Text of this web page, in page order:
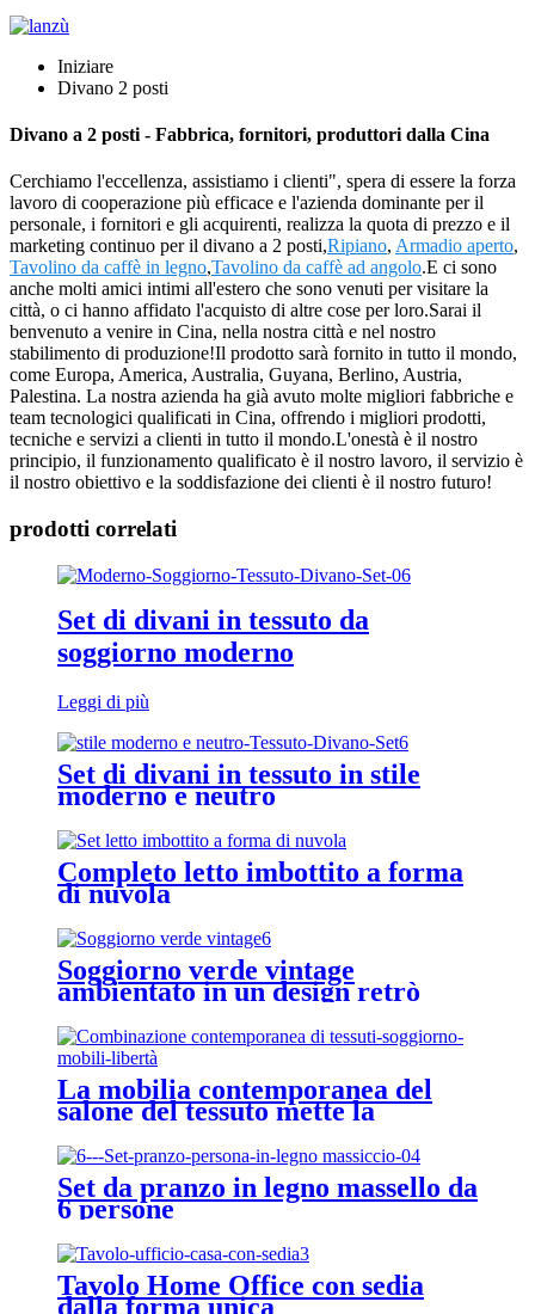
Iniziare
Divano 2 posti
Divano a 2 posti - Fabbrica, fornitori, produttori dalla Cina
Cerchiamo l'eccellenza, assistiamo i clienti", spera di essere la forza
lavoro di cooperazione più efficace e l'azienda dominante per il
personale, i fornitori e gli acquirenti, realizza la quota di prezzo e il
marketing continuo per il divano a 2 posti,Ripiano, Armadio aperto,
Tavolino da caffè in legno,Tavolino da caffè ad angolo.E ci sono
anche molti amici intimi all'estero che sono venuti per visitare la
città, o ci hanno affidato l'acquisto di altre cose per loro.Sarai il
benvenuto a venire in Cina, nella nostra città e nel nostro
stabilimento di produzione!Il prodotto sarà fornito in tutto il mondo,
come Europa, America, Australia, Guyana, Berlino, Austria,
Palestina. La nostra azienda ha già avuto molte migliori fabbriche e
team tecnologici qualificati in Cina, offrendo i migliori prodotti,
tecniche e servizi a clienti in tutto il mondo.L'onestà è il nostro
principio, il funzionamento qualificato è il nostro lavoro, il servizio è
il nostro obiettivo e la soddisfazione dei clienti è il nostro futuro!
prodotti correlati
Set di divani in tessuto da
soggiorno moderno
Leggi di più
Set di divani in tessuto in stile
moderno e neutro
Completo letto imbottito a forma
di nuvola
Soggiorno verde vintage
ambientato in un design retrò
La mobilia contemporanea del
salone del tessuto mette la
Set da pranzo in legno massello da
6 persone
Tavolo Home Office con sedia
dalla forma unica